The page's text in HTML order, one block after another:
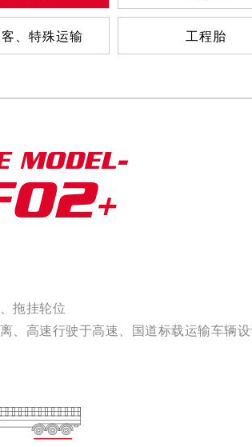
、特殊运输 工程胎
MODEL-
拖挂轮位
、高速行驶于高速、国道标载运输车辆